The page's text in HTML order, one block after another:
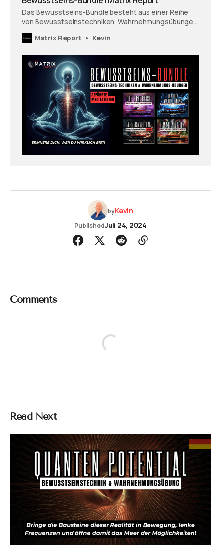
Das Bewusstseins-Bundle besteht aus einer Reihe
von Bewusstseinstechniken, Wahrnehmungsübungen
und geführten Meditationen.
Matrix Report Kevin
byKevin
PublishedJuli 24, 2024
Comments
Read Next